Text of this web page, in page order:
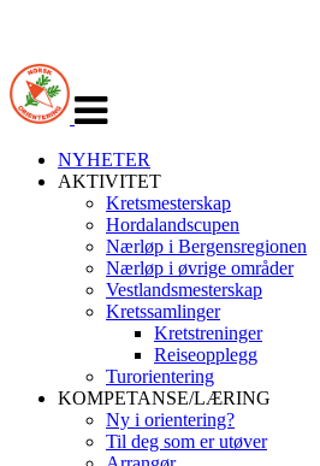
navigasjon
NYHETER
AKTIVITET
Kretsmesterskap
Hordalandscupen
Nærløp i Bergensregionen
Nærløp i øvrige områder
Vestlandsmesterskap
Kretssamlinger
Kretstreninger
Reiseopplegg
Turorientering
KOMPETANSE/LÆRING
Ny i orientering?
Til deg som er utøver